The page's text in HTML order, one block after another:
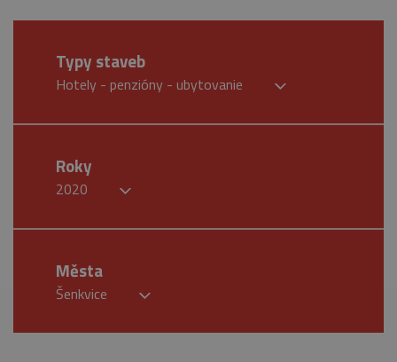
Typy staveb
Hotely - penzióny - ubytovanie
Roky
2020
Města
Šenkvice